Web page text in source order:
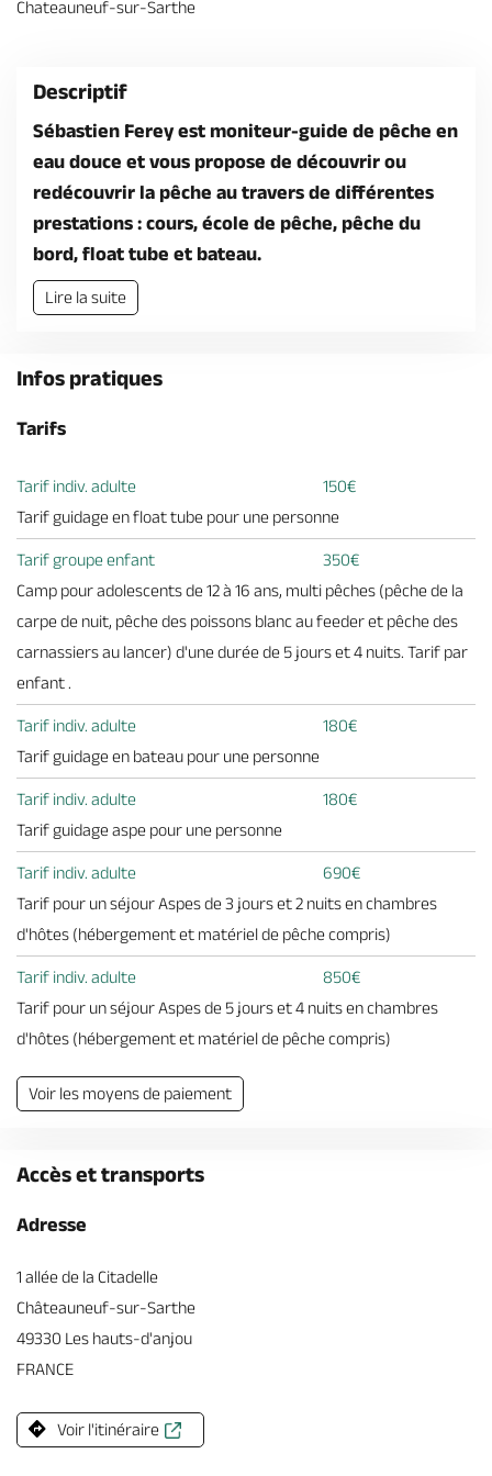
Billetterie en ligne
Brochures & Cartes Offices de tourisme Comment venir ? Ecrivez-nous
Chateauneuf-sur-Sarthe
Descriptif
Sébastien Ferey est moniteur-guide de pêche en
eau douce et vous propose de découvrir ou
redécouvrir la pêche au travers de différentes
prestations : cours, école de pêche, pêche du
bord, float tube et bateau.
Lire la suite
Infos pratiques
Tarifs
Tarif indiv. adulte
150€
Tarif guidage en float tube pour une personne
Tarif groupe enfant
350€
Camp pour adolescents de 12 à 16 ans, multi pêches (pêche de la
carpe de nuit, pêche des poissons blanc au feeder et pêche des
carnassiers au lancer) d'une durée de 5 jours et 4 nuits. Tarif par
enfant .
Tarif indiv. adulte
180€
Tarif guidage en bateau pour une personne
Tarif indiv. adulte
180€
Tarif guidage aspe pour une personne
Tarif indiv. adulte
690€
Tarif pour un séjour Aspes de 3 jours et 2 nuits en chambres
d'hôtes (hébergement et matériel de pêche compris)
Tarif indiv. adulte
850€
Tarif pour un séjour Aspes de 5 jours et 4 nuits en chambres
d'hôtes (hébergement et matériel de pêche compris)
Voir les moyens de paiement
Accès et transports
Adresse
1 allée de la Citadelle
Châteauneuf-sur-Sarthe
49330 Les hauts-d'anjou
FRANCE
Voir l'itinéraire